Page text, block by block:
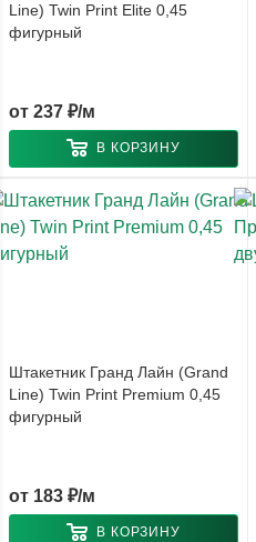
Line) Twin Print Elite 0,45
фигурный
от 237 ₽/м
В КОРЗИНУ
Штакетник Гранд Лайн (Grand
Line) Twin Print Premium 0,45
фигурный
от 183 ₽/м
В КОРЗИНУ